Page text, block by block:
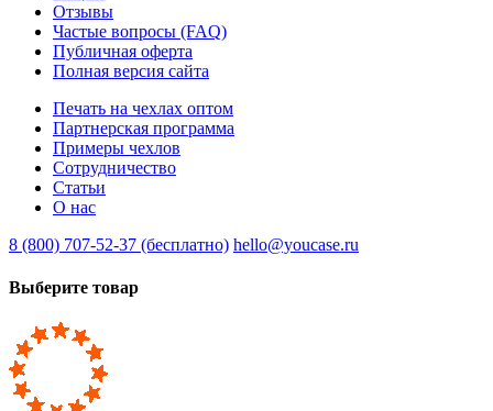
Отзывы
Частые вопросы (FAQ)
Публичная оферта
Полная версия сайта
Печать на чехлах оптом
Партнерская программа
Примеры чехлов
Сотрудничество
Статьи
О нас
8 (800) 707-52-37 (бесплатно) hello@youcase.ru
Выберите товар